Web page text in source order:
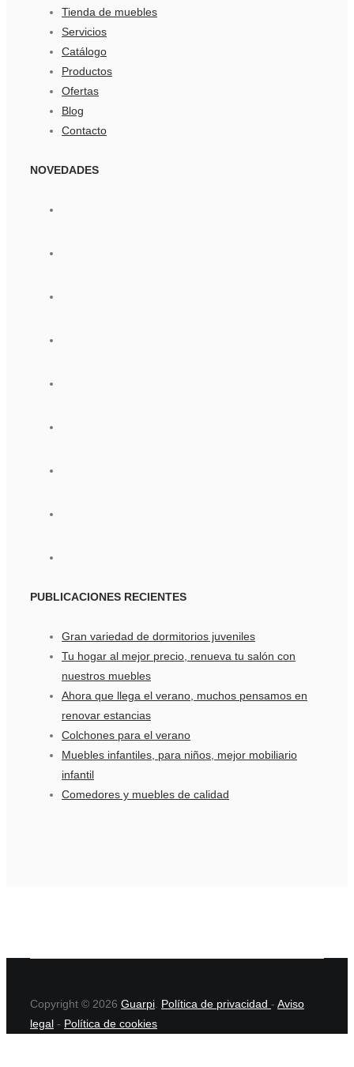
Tienda de muebles
Servicios
Catálogo
Productos
Ofertas
Blog
Contacto
NOVEDADES
PUBLICACIONES RECIENTES
Gran variedad de dormitorios juveniles
Tu hogar al mejor precio, renueva tu salón con
nuestros muebles
Ahora que llega el verano, muchos pensamos en
renovar estancias
Colchones para el verano
Muebles infantiles, para niños, mejor mobiliario
infantil
Comedores y muebles de calidad
Copyright © 2026 Guarpi Política de privacidad - Aviso
legal - Política de cookies